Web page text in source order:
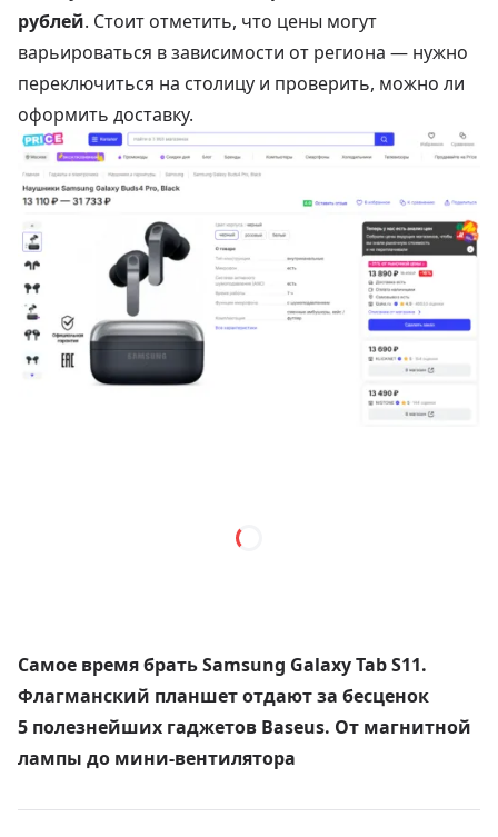
рублей. Стоит отметить, что цены могут
варьироваться в зависимости от региона — нужно
переключиться на столицу и проверить, можно ли
оформить доставку.
Самое время брать Samsung Galaxy Tab S11.
Флагманский планшет отдают за бесценок
5 полезнейших гаджетов Baseus. От магнитной
лампы до мини-вентилятора